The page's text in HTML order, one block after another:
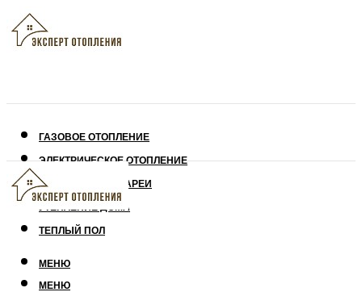
ГАЗОВОЕ ОТОПЛЕНИЕ
ЭЛЕКТРИЧЕСКОЕ ОТОПЛЕНИЕ
СОЛНЕЧНЫЕ БАТАРЕИ
УТЕПЛЕНИЕ ДОМА
ТЕПЛЫЙ ПОЛ
МЕНЮ
МЕНЮ